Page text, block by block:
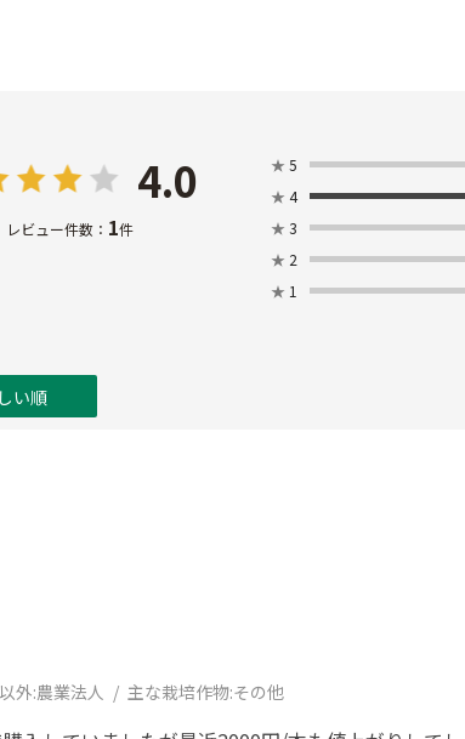
4.0
レビュー件数： 1件
★ 5
★ 4
★ 3
★ 2
★ 1
い順
外:農業法人 主な栽培作物:その他